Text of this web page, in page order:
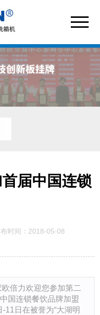
届中国连锁
时间：2018-05-08
倍力欢迎您参加第二
国连锁餐饮品牌加盟
11日在被誉为“大湖明